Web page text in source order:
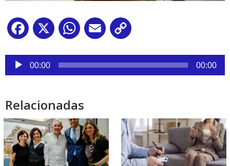
Facebook
X WhatsApp
Email
Reproductor
audio
00:00 00:00
Relacionadas